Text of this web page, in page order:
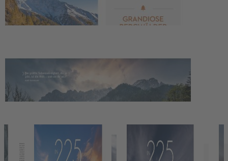
Waldlandschaften Europas
Atemberaubende Fotografie
– von Urwäldern bis hin zu
urbanen Wäldern der Neuzeit
Autor:Innen-Information
Wir haben andere Produkte gefunden, die Ihnen gefallen
könnten!